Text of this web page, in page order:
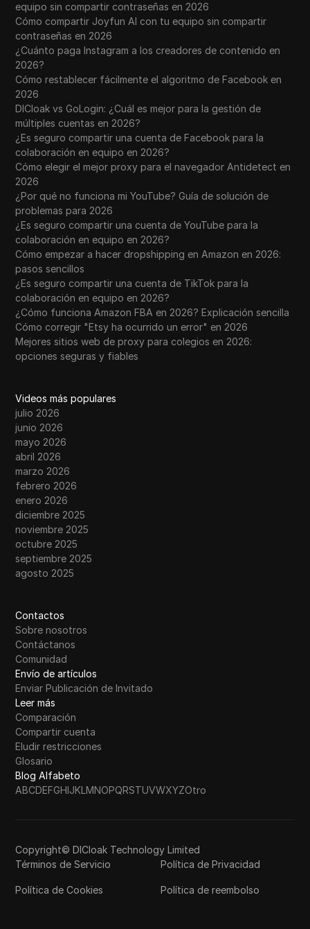
equipo sin compartir contraseñas en 2026
Cómo compartir Joyfun AI con tu equipo sin compartir
contraseñas en 2026
¿Cuánto paga Instagram a los creadores de contenido en
2026?
Cómo restablecer fácilmente el algoritmo de Facebook en
2026
DICloak vs GoLogin: ¿Cuál es mejor para la gestión de
múltiples cuentas en 2026?
¿Es seguro compartir una cuenta de Facebook para la
colaboración en equipo en 2026?
Cómo elegir el mejor proxy para el navegador Antidetect en
2026
¿Por qué no funciona mi YouTube? Guía de solución de
problemas para 2026
¿Es seguro compartir una cuenta de YouTube para la
colaboración en equipo en 2026?
Cómo empezar a hacer dropshipping en Amazon en 2026:
pasos sencillos
¿Es seguro compartir una cuenta de TikTok para la
colaboración en equipo en 2026?
¿Cómo funciona Amazon FBA en 2026? Explicación sencilla
Cómo corregir "Etsy ha ocurrido un error" en 2026
Mejores sitios web de proxy para colegios en 2026:
opciones seguras y fiables
Videos más populares
julio 2026
junio 2026
mayo 2026
abril 2026
marzo 2026
febrero 2026
enero 2026
diciembre 2025
noviembre 2025
octubre 2025
septiembre 2025
agosto 2025
Contactos
Sobre nosotros
Contáctanos
Comunidad
Envío de artículos
Enviar Publicación de Invitado
Leer más
Comparación
Compartir cuenta
Eludir restricciones
Glosario
Blog Alfabeto
ABCDEFGHIJKLMNOPQRSTUVWXYZOtro
Copyright© DICloak Technology Limited
Términos de Servicio
Política de Privacidad
Política de Cookies Política de reembolso